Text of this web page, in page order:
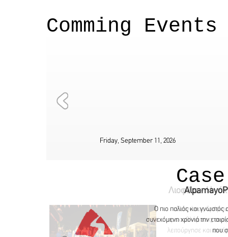
Comming Events
Friday, September 11, 2026
Ο πιο παλιός και γνωστός
συνεχόμενη χρονιά την
που